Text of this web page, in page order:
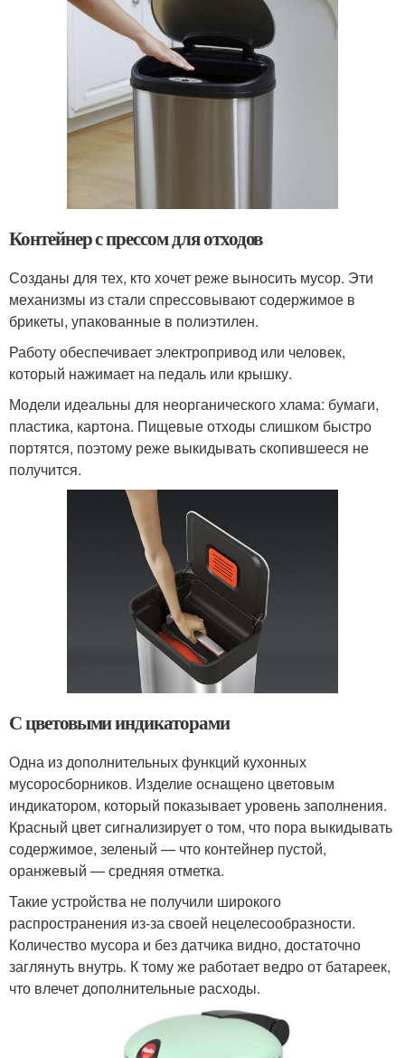
Контейнер с прессом для отходов
Созданы для тех, кто хочет реже выносить мусор. Эти
механизмы из стали спрессовывают содержимое в
брикеты, упакованные в полиэтилен.
Работу обеспечивает электропривод или человек,
который нажимает на педаль или крышку.
Модели идеальны для неорганического хлама: бумаги,
пластика, картона. Пищевые отходы слишком быстро
портятся, поэтому реже выкидывать скопившееся не
получится.
С цветовыми индикаторами
Одна из дополнительных функций кухонных
мусоросборников. Изделие оснащено цветовым
индикатором, который показывает уровень заполнения.
Красный цвет сигнализирует о том, что пора выкидывать
содержимое, зеленый — что контейнер пустой,
оранжевый — средняя отметка.
Такие устройства не получили широкого
распространения из-за своей нецелесообразности.
Количество мусора и без датчика видно, достаточно
заглянуть внутрь. К тому же работает ведро от батареек,
что влечет дополнительные расходы.